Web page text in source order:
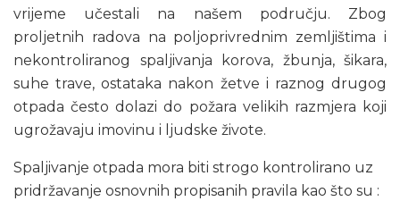
vrijeme učestali na našem području. Zbog
proljetnih radova na poljoprivrednim zemljištima i
nekontroliranog spaljivanja korova, žbunja, šikara,
suhe trave, ostataka nakon žetve i raznog drugog
otpada često dolazi do požara velikih razmjera koji
ugrožavaju imovinu i ljudske živote.
Spaljivanje otpada mora biti strogo kontrolirano uz
pridržavanje osnovnih propisanih pravila kao što su :